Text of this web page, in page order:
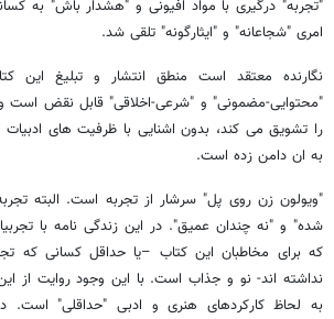
"تجربه" درگیری با مواد افیونی و "هشدار باش" به
امری "شجاعانه" و "ایثارگونه" تلقی شد.
نگارنده معتقد است منطق انتشار و تبلیغ این
"محتوایی-مضمونی" و "شرعی-اخلاقی" قابل نقض است و
را تشویق می کند، بدون اشنایی با ظرفیت های ادبیات
به ان دامن زده است.
"ویولون زن روی پل" سرشار از تجربه است. البته
شده" و "نه چندان عمیق". در این زندگی نامه با
که برای مخاطبان این کتاب –یا حداقل کسانی که
نداشته اند- نو و جذاب است. با این وجود روایت از
به لحاظ کارکردهای هنری و ادبی "حداقلی" است.